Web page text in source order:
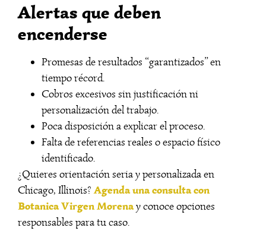
Alertas que deben
encenderse
Promesas de resultados “garantizados” en
tiempo récord.
Cobros excesivos sin justificación ni
personalización del trabajo.
Poca disposición a explicar el proceso.
Falta de referencias reales o espacio físico
identificado.
¿Quieres orientación seria y personalizada en
Chicago, Illinois?Agenda una consulta con
Botanica Virgen Morenay conoce opciones
responsables para tu caso.